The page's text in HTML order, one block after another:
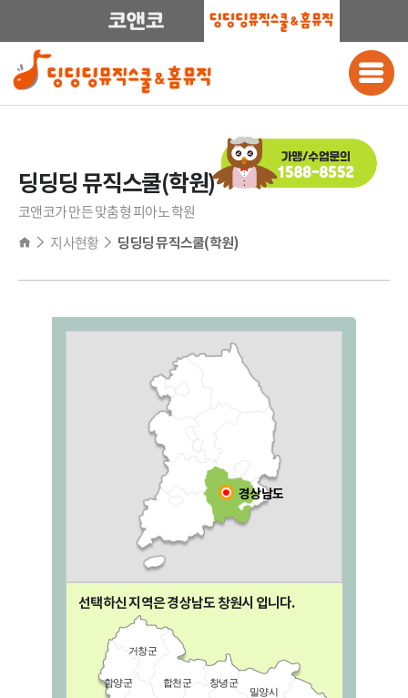
딩딩딩 뮤직스쿨(학원)
코앤코가 만든 맞춤형 피아노 학원
지사현황
딩딩딩 뮤직스쿨(학원)
경상남도
선택하신 지역은 경상남도창원시 입니다.
거창군
함양군 합천군
창녕군
밀양시